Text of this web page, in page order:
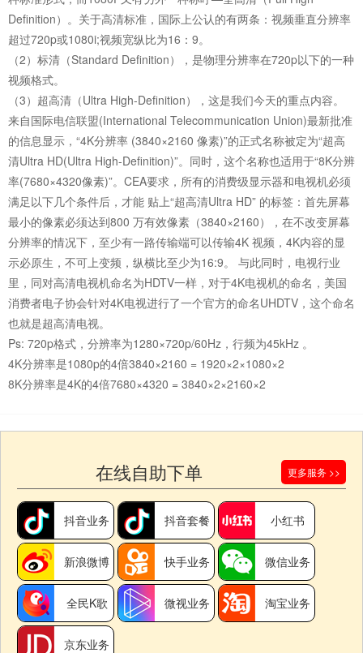
Definition）。关于高清标准，国际上公认的有两条：视频垂直分辨率
超过720p或1080i;视频宽纵比为16：9。
（2）标清（Standard Definition），是物理分辨率在720p以下的一种
视频格式。
（3）超高清（Ultra High-Definition），这是我们今天的重点内容。
来自国际电信联盟(International Telecommunication Union)最新批准
的信息显示，“4K分辨率 (3840×2160 像素)”的正式名称被定为“超高
清Ultra HD(Ultra High-Definition)”。同时，这个名称也适用于“8K分辨
率(7680×4320像素)”。CEA要求，所有的消费级显示器和电视机必须
满足以下几个条件后，才能 贴上“超高清Ultra HD” 的标签：首先屏幕
最小的像素必须达到800 万有效像素（3840×2160），在不改变屏幕
分辨率的情况下，至少有一路传输端可以传输4K 视频，4K内容的显
示必原生，不可上变频，纵横比至少为16:9。 与此同时，电视行业
里，同对高清电视机命名为HDTV一样，对于4K电视机的命名，美国
消费者电子协会针对4K电视进行了一个官方的命名UHDTV，这个命名
也就是超高清电视。
Ps: 720p格式，分辨率为1280×720p/60Hz，行频为45kHz 。
4K分辨率是1080p的4倍3840×2160 = 1920×2×1080×2
8K分辨率是4K的4倍7680×4320 = 3840×2×2160×2
在线自助下单 更多服务 >>
抖音业务 抖音套餐 小红书
新浪微博 快手业务 微信业务
全民K歌 微视业务 淘宝业务
京东业务